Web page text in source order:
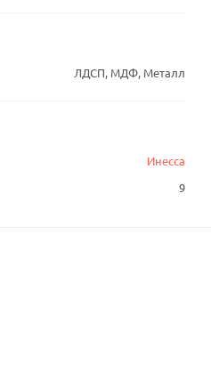
ЛДСП, МДФ, Металл
Инесса
9